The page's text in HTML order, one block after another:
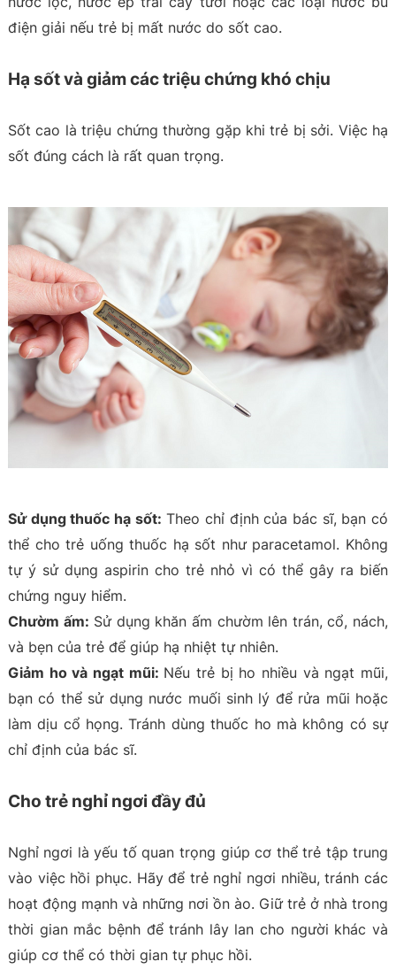
điện giải nếu trẻ bị mất nước do sốt cao.
Hạ sốt và giảm các triệu chứng khó chịu
Sốt cao là triệu chứng thường gặp khi trẻ bị sởi. Việc hạ
sốt đúng cách là rất quan trọng.
Sử dụng thuốc hạ sốt: Theo chỉ định của bác sĩ, bạn có
thể cho trẻ uống thuốc hạ sốt như paracetamol. Không
tự ý sử dụng aspirin cho trẻ nhỏ vì có thể gây ra biến
chứng nguy hiểm.
Chườm ấm: Sử dụng khăn ấm chườm lên trán, cổ, nách,
và bẹn của trẻ để giúp hạ nhiệt tự nhiên.
Giảm ho và ngạt mũi: Nếu trẻ bị ho nhiều và ngạt mũi,
bạn có thể sử dụng nước muối sinh lý để rửa mũi hoặc
làm dịu cổ họng. Tránh dùng thuốc ho mà không có sự
chỉ định của bác sĩ.
Cho trẻ nghỉ ngơi đầy đủ
Nghỉ ngơi là yếu tố quan trọng giúp cơ thể trẻ tập trung
vào việc hồi phục. Hãy để trẻ nghỉ ngơi nhiều, tránh các
hoạt động mạnh và những nơi ồn ào. Giữ trẻ ở nhà trong
thời gian mắc bệnh để tránh lây lan cho người khác và
giúp cơ thể có thời gian tự phục hồi.